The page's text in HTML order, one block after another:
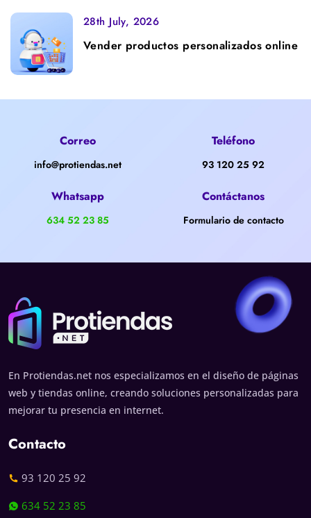
28th July, 2026
Vender productos personalizados online
Correo
info@protiendas.net
Teléfono
93 120 25 92
Whatsapp
634 52 23 85
Contáctanos
Formulario de contacto
En Protiendas.net nos especializamos en el diseño de páginas
web y tiendas online, creando soluciones personalizadas para
mejorar tu presencia en internet.
Contacto
93 120 25 92
634 52 23 85